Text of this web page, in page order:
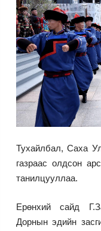
Тухайлбал, Саха
газраас олдсон
танилцууллаа.
Ерөнхий сайд
Дорнын эдийн